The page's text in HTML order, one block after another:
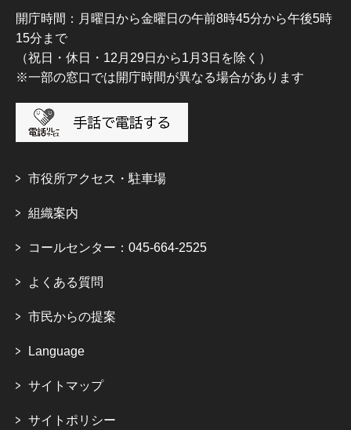
開庁時間：月曜日から金曜日の午前8時45分から午後5時
15分まで
（祝日・休日・12月29日から1月3日を除く）
※一部の窓口では開庁時間が異なる場合があります
市役所アクセス・駐車場
組織案内
コールセンター：045-664-2525
よくある質問
市民からの提案
Language
サイトマップ
サイトポリシー